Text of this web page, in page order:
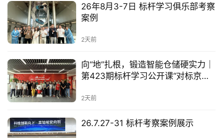
26年8月3-7日 标杆学习俱乐部考察
案例
2天前
向“地”扎根，锻造智能仓储硬实力｜
第423期标杆学习公开课“对标京东
2天前
26.7.27-31 标杆考察案例展示